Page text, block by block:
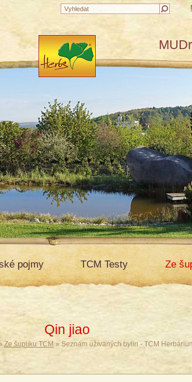
pojmy TCM Testy Ze
Qin jiao
Ze šuplíku TCM » Seznam užívaných bylin - TCM